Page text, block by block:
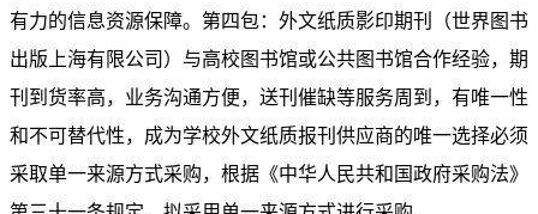
有力的信息资源保障。第四包：外文纸质影印期刊（世界图书
出版上海有限公司）与高校图书馆或公共图书馆合作经验，期
刊到货率高，业务沟通方便，送刊催缺等服务周到，有唯一性
和不可替代性，成为学校外文纸质报刊供应商的唯一选择必须
采取单一来源方式采购，根据《中华人民共和国政府采购法》